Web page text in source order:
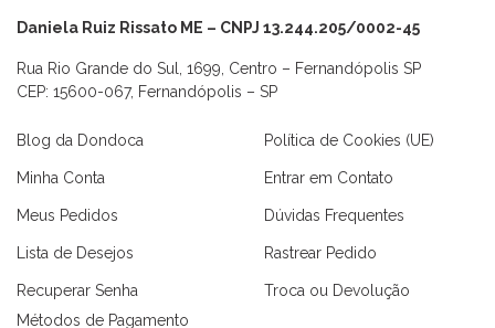
Daniela Ruiz Rissato ME – CNPJ 13.244.205/0002-45
Rua Rio Grande do Sul, 1699, Centro – Fernandópolis SP
CEP: 15600-067, Fernandópolis – SP
Blog da Dondoca
Minha Conta
Meus Pedidos
Lista de Desejos
Recuperar Senha
Política de Cookies (UE)
Entrar em Contato
Dúvidas Frequentes
Rastrear Pedido
Troca ou Devolução
Métodos de Pagamento